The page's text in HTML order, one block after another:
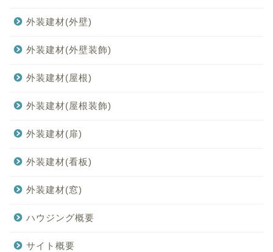
外装建材(外壁)
外装建材(外壁装飾)
外装建材(屋根)
外装建材(屋根装飾)
外装建材(扉)
外装建材(看板)
外装建材(窓)
ハウジング概要
サイト概要